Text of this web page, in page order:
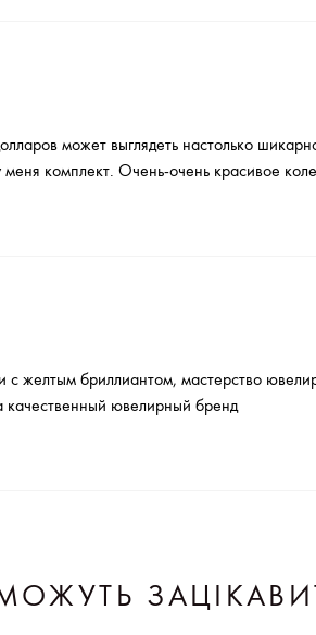
может выглядеть настолько
комплект. Очень-очень красивое
с желтым бриллиантом, мастерство
качественный ювелирный бренд